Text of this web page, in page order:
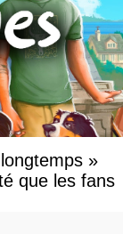
»
que les fans